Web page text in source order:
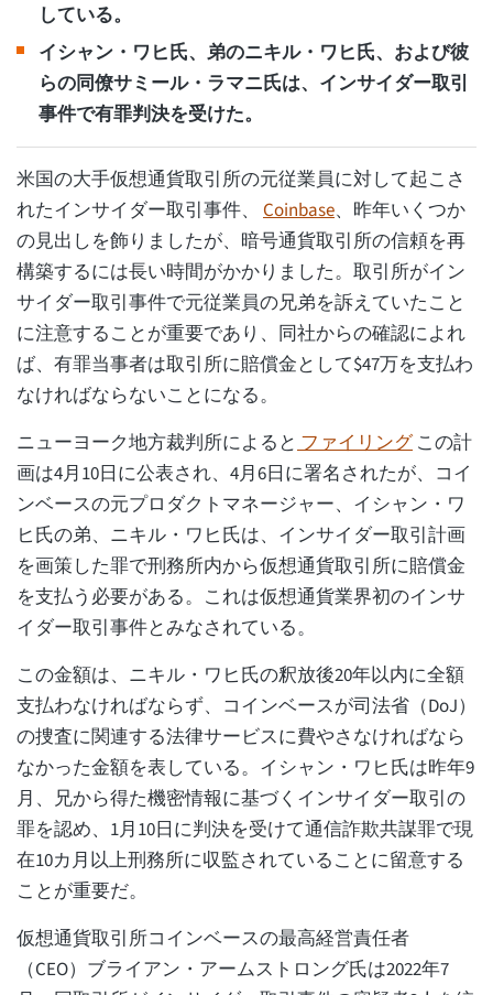
している。
イシャン・ワヒ氏、弟のニキル・ワヒ氏、および彼
らの同僚サミール・ラマニ氏は、インサイダー取引
事件で有罪判決を受けた。
米国の大手仮想通貨取引所の元従業員に対して起こさ
れたインサイダー取引事件、 Coinbase、昨年いくつか
の見出しを飾りましたが、暗号通貨取引所の信頼を再
構築するには長い時間がかかりました。取引所がイン
サイダー取引事件で元従業員の兄弟を訴えていたこと
に注意することが重要であり、同社からの確認によれ
ば、有罪当事者は取引所に賠償金として$47万を支払わ
なければならないことになる。
ニューヨーク地方裁判所によるとファイリングこの計
画は4月10日に公表され、4月6日に署名されたが、コイ
ンベースの元プロダクトマネージャー、イシャン・ワ
ヒ氏の弟、ニキル・ワヒ氏は、インサイダー取引計画
を画策した罪で刑務所内から仮想通貨取引所に賠償金
を支払う必要がある。これは仮想通貨業界初のインサ
イダー取引事件とみなされている。
この金額は、ニキル・ワヒ氏の釈放後20年以内に全額
支払わなければならず、コインベースが司法省（DoJ）
の捜査に関連する法律サービスに費やさなければなら
なかった金額を表している。イシャン・ワヒ氏は昨年9
月、兄から得た機密情報に基づくインサイダー取引の
罪を認め、1月10日に判決を受けて通信詐欺共謀罪で現
在10カ月以上刑務所に収監されていることに留意する
ことが重要だ。
仮想通貨取引所コインベースの最高経営責任者
（CEO）ブライアン・アームストロング氏は2022年7